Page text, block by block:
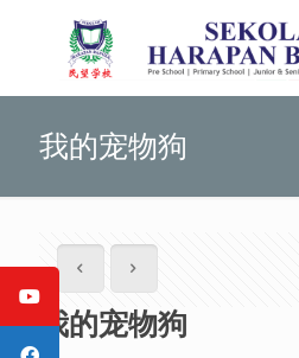
我的宠物狗
我的宠物狗